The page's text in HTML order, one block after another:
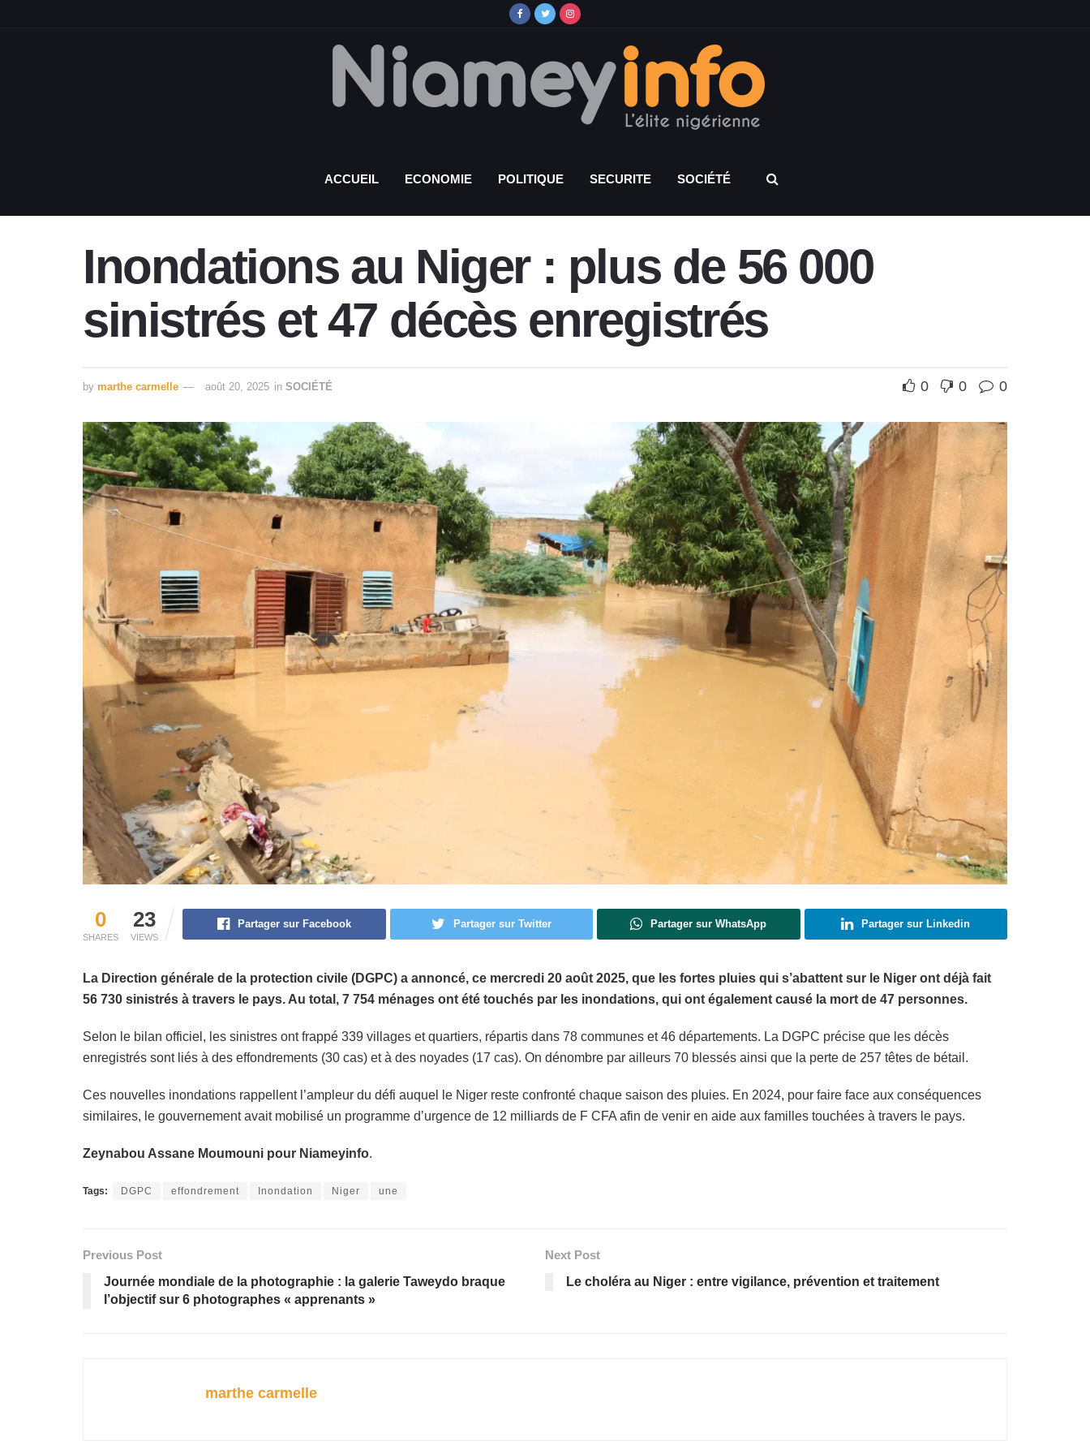
ACCUEIL ECONOMIE POLITIQUE SECURITE SOCIÉTÉ
Inondations au Niger : plus de 56 000
sinistrés et 47 décès enregistrés
by marthe carmelle août 20, 2025 in SOCIÉTÉ 0 0 0
0
SHARES
23
VIEWS
Partager sur Facebook Partager sur Twitter Partager sur WhatsApp Partager sur Linkedin
La Direction générale de la protection civile (DGPC) a annoncé, ce mercredi 20 août 2025, que les fortes pluies qui s’abattent sur le Niger ont déjà fait
56 730 sinistrés à travers le pays. Au total, 7 754 ménages ont été touchés par les inondations, qui ont également causé la mort de 47 personnes.
Selon le bilan officiel, les sinistres ont frappé 339 villages et quartiers, répartis dans 78 communes et 46 départements. La DGPC précise que les décès
enregistrés sont liés à des effondrements (30 cas) et à des noyades (17 cas). On dénombre par ailleurs 70 blessés ainsi que la perte de 257 têtes de bétail.
Ces nouvelles inondations rappellent l’ampleur du défi auquel le Niger reste confronté chaque saison des pluies. En 2024, pour faire face aux conséquences
similaires, le gouvernement avait mobilisé un programme d’urgence de 12 milliards de F CFA afin de venir en aide aux familles touchées à travers le pays.
Zeynabou Assane Moumouni pour Niameyinfo.
Tags: DGPC effondrement Inondation Niger une
Previous Post
Journée mondiale de la photographie : la galerie Taweydo braque
l’objectif sur 6 photographes « apprenants »
Next Post
Le choléra au Niger : entre vigilance, prévention et traitement
marthe carmelle